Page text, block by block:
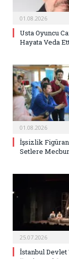
01.08.2026
Usta Oyuncu
Hayata Veda
01.08.2026
İşsizlik
Setlere Mecbur
25.07.2026
İstanbul Devlet